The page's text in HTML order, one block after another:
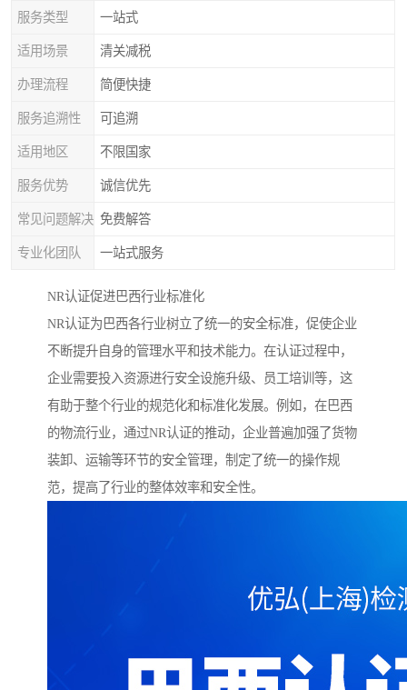
服务类型 一站式
适用场景 清关减税
办理流程 简便快捷
服务追溯性 可追溯
适用地区 不限国家
服务优势 诚信优先
常见问题解决 免费解答
专业化团队 一站式服务
NR认证促进巴西行业标准化
NR认证为巴西各行业树立了统一的安全标准，促使企业
不断提升自身的管理水平和技术能力。在认证过程中，
企业需要投入资源进行安全设施升级、员工培训等，这
有助于整个行业的规范化和标准化发展。例如，在巴西
的物流行业，通过NR认证的推动，企业普遍加强了货物
装卸、运输等环节的安全管理，制定了统一的操作规
范，提高了行业的整体效率和安全性。